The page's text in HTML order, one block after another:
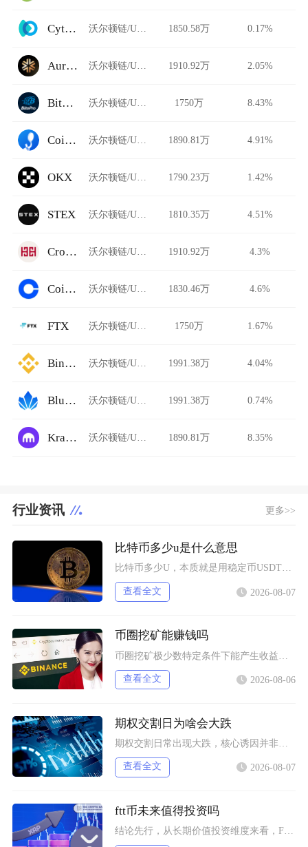
Cytoswap 沃尔顿链/USDT 1850.58万 0.17%
Auriswap 沃尔顿链/USDT 1910.92万 2.05%
BitoPro 沃尔顿链/USDT 1750万 8.43%
CoinHe 沃尔顿链/USDT 1890.81万 4.91%
OKX 沃尔顿链/USDT 1790.23万 1.42%
STEX 沃尔顿链/USDT 1810.35万 4.51%
Cronus Finance 沃尔顿链/USDT 1910.92万 4.3%
Coinbase 沃尔顿链/USDT 1830.46万 4.6%
FTX 沃尔顿链/USDT 1750万 1.67%
Binance 沃尔顿链/USDT 1991.38万 4.04%
BlueLotusDAO 沃尔顿链/USDT 1991.38万 0.74%
Kraken 沃尔顿链/USDT 1890.81万 8.35%
行业资讯 更多>>
比特币多少u是什么意思
比特币多少U，本质就是用稳定币USDT（圈内简称U）来标注单枚比特币的市场交易价格，交易所
查看全文 2026-08-07
币圈挖矿能赚钱吗
查看全文 2026-08-06
期权交割日为啥会大跌
查看全文 2026-08-07
ftt币未来值得投资吗
结论先行，从长期价值投资维度来看，FTT币并不值得普通投资者布局，它仅适合风险承受能力极强